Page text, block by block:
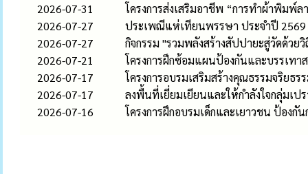
2026-07-31
โครงการส่งเสริมอาชีพ “การทำผ้าพิมพ์
2026-07-27
ประเพณีแห่เทียนพรรษา ประจำปี 2569
2026-07-27
กิจกรรม "รวมพลังสร้างสัปปายะสู่วัดด้วย
2026-07-21
โครงการฝึกซ้อมแผนป้องกันและบรรเท
2026-07-17
โครงการอบรมเสริมสร้างคุณธรรมจริย
2026-07-17
ลงพื้นที่เยี่ยมเยียนและให้กำลังใจกลุ่มเ
2026-07-16
โครงการฝึกอบรมเด็กและเยาวชน ป้องกั